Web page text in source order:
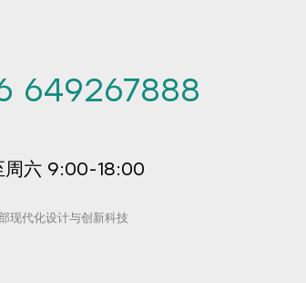
649267888
周六 9:00-18:00
现代化设计与创新科技